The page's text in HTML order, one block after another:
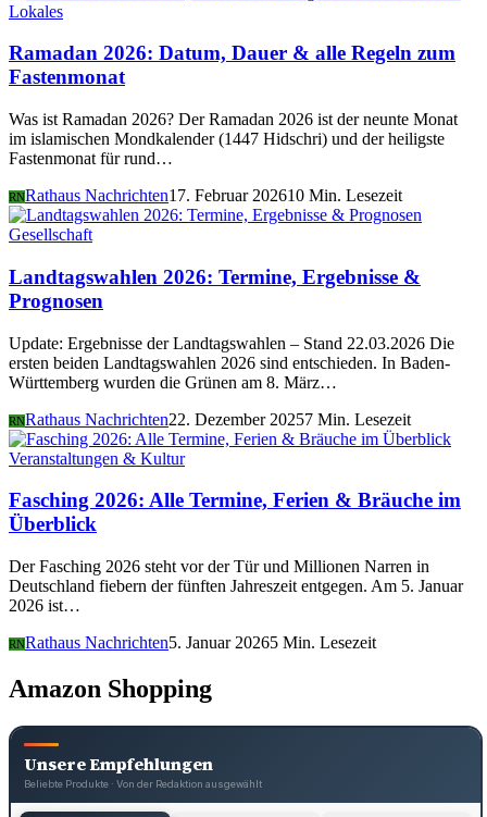
Lokales
Ramadan 2026: Datum, Dauer & alle Regeln zum
Fastenmonat
Was ist Ramadan 2026? Der Ramadan 2026 ist der neunte Monat
im islamischen Mondkalender (1447 Hidschri) und der heiligste
Fastenmonat für rund…
RNRathaus Nachrichten17. Februar 202610 Min. Lesezeit
Gesellschaft
Landtagswahlen 2026: Termine, Ergebnisse &
Prognosen
Update: Ergebnisse der Landtagswahlen – Stand 22.03.2026 Die
ersten beiden Landtagswahlen 2026 sind entschieden. In Baden-
Württemberg wurden die Grünen am 8. März…
RNRathaus Nachrichten22. Dezember 20257 Min. Lesezeit
Veranstaltungen & Kultur
Fasching 2026: Alle Termine, Ferien & Bräuche im
Überblick
Der Fasching 2026 steht vor der Tür und Millionen Narren in
Deutschland fiebern der fünften Jahreszeit entgegen. Am 5. Januar
2026 ist…
RNRathaus Nachrichten5. Januar 20265 Min. Lesezeit
Amazon Shopping
Unsere Empfehlungen
Beliebte Produkte · Von der Redaktion ausgewählt